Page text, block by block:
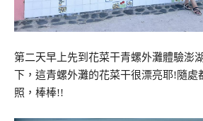
第二天早上先到花菜干青螺外灘體驗澎
下，這青螺外灘的花菜干很漂亮耶!隨處
照，棒棒!!